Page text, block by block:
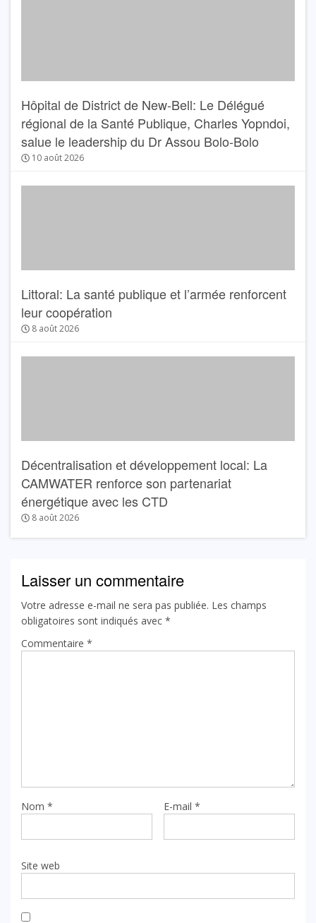
Hôpital de District de New-Bell: Le Délégué
régional de la Santé Publique, Charles Yopndoi,
salue le leadership du Dr Assou Bolo-Bolo
10 août 2026
Littoral: La santé publique et l’armée renforcent
leur coopération
8 août 2026
Décentralisation et développement local: La
CAMWATER renforce son partenariat
énergétique avec les CTD
8 août 2026
Laisser un commentaire
Votre adresse e-mail ne sera pas publiée. Les champs
obligatoires sont indiqués avec *
Commentaire *
Nom * E-mail *
Site web